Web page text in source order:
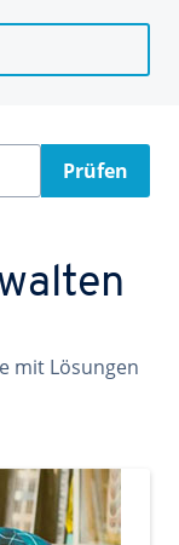
Prüfen
mit Lösungen